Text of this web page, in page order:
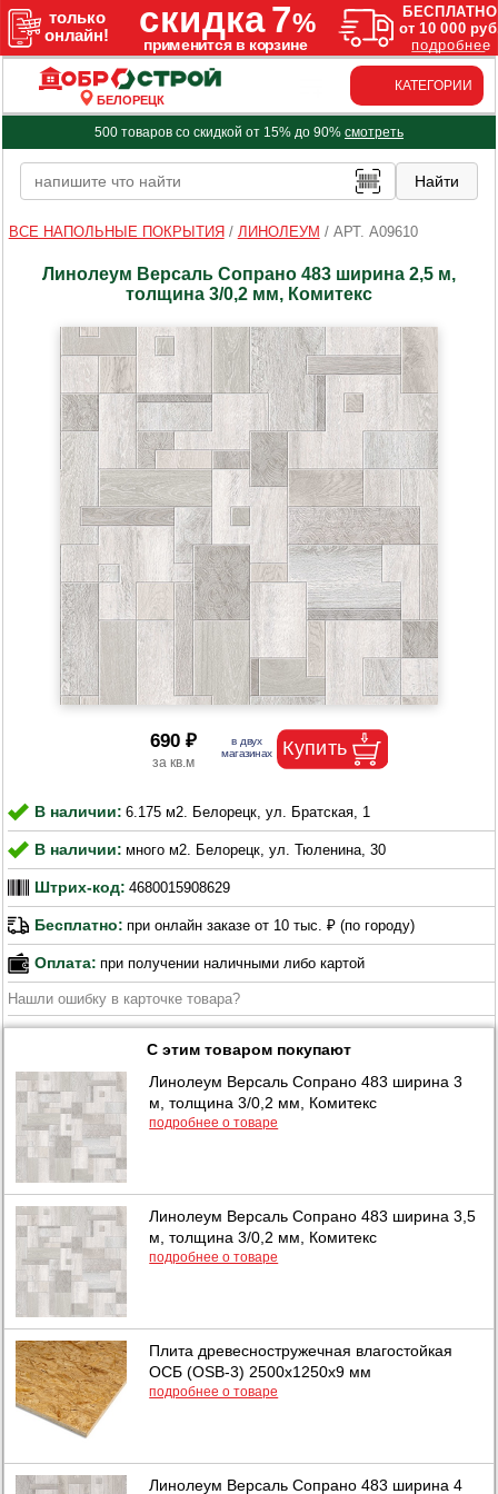
БЕЛОРЕЦК
КАТЕГОРИИ
500 товаров со скидкой от 15% до 90% смотреть
ВСЕ НАПОЛЬНЫЕ ПОКРЫТИЯ / ЛИНОЛЕУМ / АРТ. A09610
Линолеум Версаль Сопрано 483 ширина 2,5 м,
толщина 3/0,2 мм, Комитекс
690 ₽
В наличии: 6.175 м2. Белорецк, ул. Братская, 1
В наличии: много м2. Белорецк, ул. Тюленина, 30
Штрих-код: 4680015908629
Бесплатно: при онлайн заказе от 10 тыс. ₽ (по городу)
Оплата: при получении наличными либо картой
Нашли ошибку в карточке товара?
С этим товаром покупают
Линолеум Версаль Сопрано 483 ширина 3
м, толщина 3/0,2 мм, Комитекс
подробнее о товаре
Линолеум Версаль Сопрано 483 ширина 3,5
м, толщина 3/0,2 мм, Комитекс
подробнее о товаре
Плита древесностружечная влагостойкая
ОСБ (OSB-3) 2500х1250х9 мм
подробнее о товаре
Линолеум Версаль Сопрано 483 ширина 4